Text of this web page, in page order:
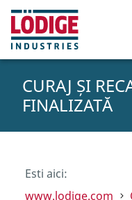
CURAJ ȘI
FINALIZATĂ
Esti aici:
www.lodige.com